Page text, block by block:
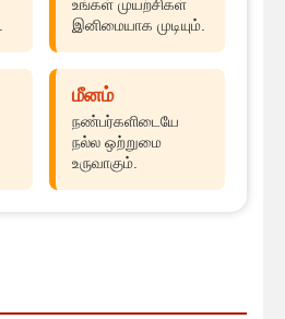
உங்கள் முயற்சிகள்
இனிமையாக முடியும்.
மீனம்
நண்பர்களிடையே
நல்ல ஒற்றுமை
உருவாகும்.